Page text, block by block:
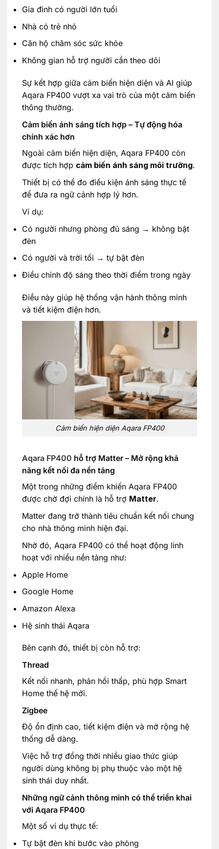
Gia đình có người lớn tuổi
Nhà có trẻ nhỏ
Căn hộ chăm sóc sức khỏe
Không gian hỗ trợ người cần theo dõi
Sự kết hợp giữa cảm biến hiện diện và AI giúp
Aqara FP400 vượt xa vai trò của một cảm biến
thông thường.
Cảm biến ánh sáng tích hợp – Tự động hóa
chính xác hơn
Ngoài cảm biến hiện diện, Aqara FP400 còn
được tích hợp cảm biến ánh sáng môi trường.
Thiết bị có thể đo điều kiện ánh sáng thực tế
để đưa ra ngữ cảnh hợp lý hơn.
Ví dụ:
Có người nhưng phòng đủ sáng → không bật
đèn
Có người và trời tối → tự bật đèn
Điều chỉnh độ sáng theo thời điểm trong ngày
Điều này giúp hệ thống vận hành thông minh
và tiết kiệm điện hơn.
Cảm biến hiện diện Aqara FP400
Aqara FP400 hỗ trợ Matter – Mở rộng khả
năng kết nối đa nền tảng
Một trong những điểm khiến Aqara FP400
được chờ đợi chính là hỗ trợ Matter.
Matter đang trở thành tiêu chuẩn kết nối chung
cho nhà thông minh hiện đại.
Nhờ đó, Aqara FP400 có thể hoạt động linh
hoạt với nhiều nền tảng như:
Apple Home
Google Home
Amazon Alexa
Hệ sinh thái Aqara
Bên cạnh đó, thiết bị còn hỗ trợ:
Thread
Kết nối nhanh, phản hồi thấp, phù hợp Smart
Home thế hệ mới.
Zigbee
Độ ổn định cao, tiết kiệm điện và mở rộng hệ
thống dễ dàng.
Việc hỗ trợ đồng thời nhiều giao thức giúp
người dùng không bị phụ thuộc vào một hệ
sinh thái duy nhất.
Những ngữ cảnh thông minh có thể triển khai
với Aqara FP400
Một số ví dụ thực tế:
Tự bật đèn khi bước vào phòng